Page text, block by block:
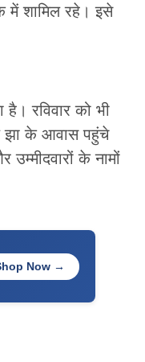
शामिल रहे। इसे
रविवार को भी
झा के आवास पहुंचे
के नामों
Now →